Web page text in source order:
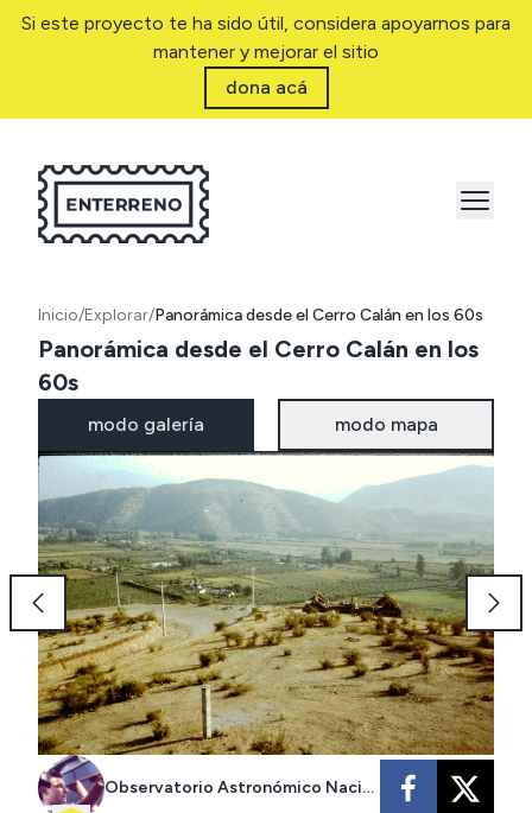
Si este proyecto te ha sido útil, considera apoyarnos para
mantener y mejorar el sitio
dona acá
Inicio/Explorar/Panorámica desde el Cerro Calán en los 60s
Panorámica desde el Cerro Calán en los
60s
modo galería modo mapa
Observatorio Astronómico Nacional